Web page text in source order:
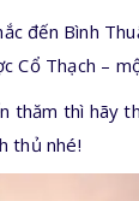
đến Bình
Thạch –
thăm thì hãy
thủ nhé!